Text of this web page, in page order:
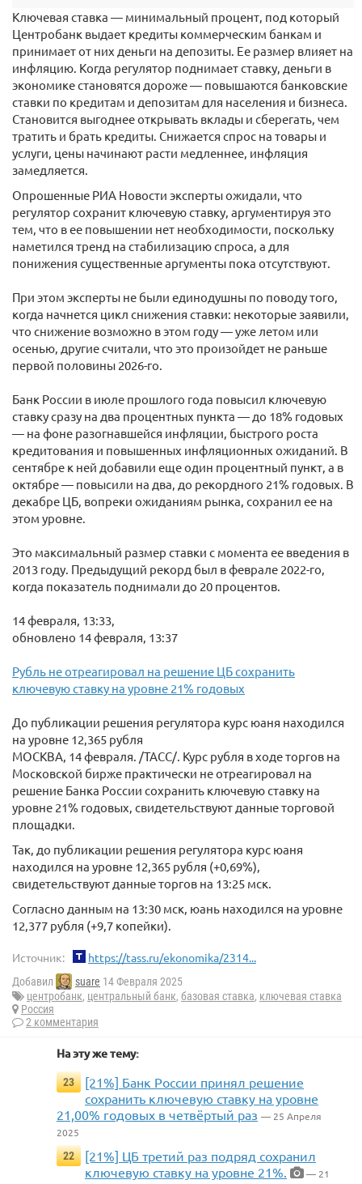
Ключевая ставка — минимальный процент, под который
Центробанк выдает кредиты коммерческим банкам и
принимает от них деньги на депозиты. Ее размер влияет на
инфляцию. Когда регулятор поднимает ставку, деньги в
экономике становятся дороже — повышаются банковские
ставки по кредитам и депозитам для населения и бизнеса.
Становится выгоднее открывать вклады и сберегать, чем
тратить и брать кредиты. Снижается спрос на товары и
услуги, цены начинают расти медленнее, инфляция
замедляется.
Опрошенные РИА Новости эксперты ожидали, что
регулятор сохранит ключевую ставку, аргументируя это
тем, что в ее повышении нет необходимости, поскольку
наметился тренд на стабилизацию спроса, а для
понижения существенные аргументы пока отсутствуют.
При этом эксперты не были единодушны по поводу того,
когда начнется цикл снижения ставки: некоторые заявили,
что снижение возможно в этом году — уже летом или
осенью, другие считали, что это произойдет не раньше
первой половины 2026-го.
Банк России в июле прошлого года повысил ключевую
ставку сразу на два процентных пункта — до 18% годовых
— на фоне разогнавшейся инфляции, быстрого роста
кредитования и повышенных инфляционных ожиданий. В
сентябре к ней добавили еще один процентный пункт, а в
октябре — повысили на два, до рекордного 21% годовых. В
декабре ЦБ, вопреки ожиданиям рынка, сохранил ее на
этом уровне.
Это максимальный размер ставки с момента ее введения в
2013 году. Предыдущий рекорд был в феврале 2022-го,
когда показатель поднимали до 20 процентов.
14 февраля, 13:33,
обновлено 14 февраля, 13:37
Рубль не отреагировал на решение ЦБ сохранить
ключевую ставку на уровне 21% годовых
До публикации решения регулятора курс юаня находился
на уровне 12,365 рубля
МОСКВА, 14 февраля. /ТАСС/. Курс рубля в ходе торгов на
Московской бирже практически не отреагировал на
решение Банка России сохранить ключевую ставку на
уровне 21% годовых, свидетельствуют данные торговой
площадки.
Так, до публикации решения регулятора курс юаня
находился на уровне 12,365 рубля (+0,69%),
свидетельствуют данные торгов на 13:25 мск.
Согласно данным на 13:30 мск, юань находился на уровне
12,377 рубля (+9,7 копейки).
Источник: https://tass.ru/ekonomika/2314...
Добавил suare 14 Февраля 2025
центробанк, центральный банк, базовая ставка, ключевая ставка
Россия
2 комментария
На эту же тему:
23
[21%] Банк России принял решение
сохранить ключевую ставку на уровне
21,00% годовых в четвёртый раз — 25 Апреля
2025
22
[21%] ЦБ третий раз подряд сохранил
ключевую ставку на уровне 21%.
— 21